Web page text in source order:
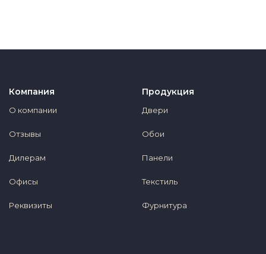
Компания
О компании
Отзывы
Дилерам
Офисы
Реквизиты
Продукция
Двери
Обои
Панели
Текстиль
Фурнитура